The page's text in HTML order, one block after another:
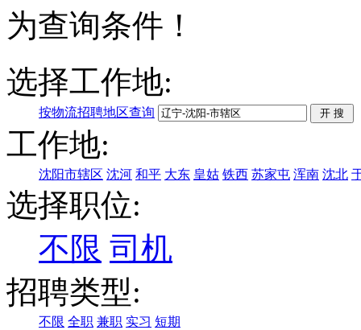
为查询条件！
选择工作地:
按物流招聘地区查询
工作地:
沈阳市辖区 沈河 和平 大东 皇姑 铁西 苏家屯 浑南 沈北
选择职位:
不限 司机
招聘类型:
不限 全职 兼职 实习 短期